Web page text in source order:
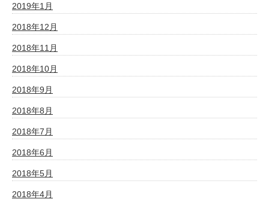
2019年1月
2018年12月
2018年11月
2018年10月
2018年9月
2018年8月
2018年7月
2018年6月
2018年5月
2018年4月